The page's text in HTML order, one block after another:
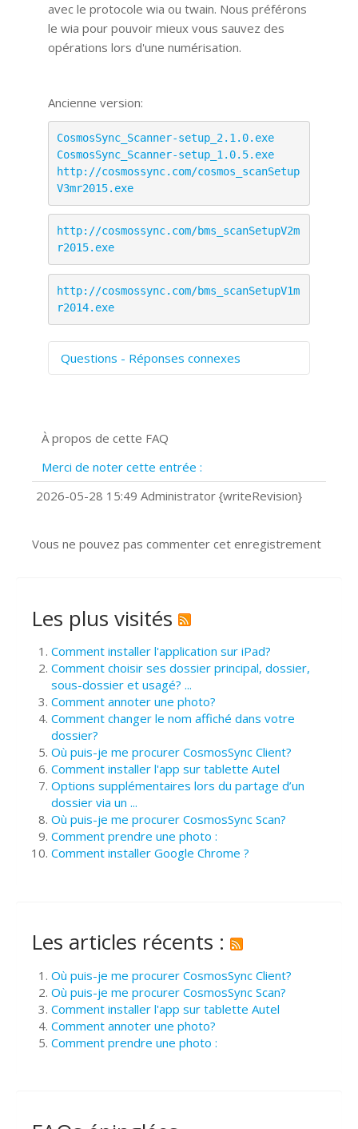
avec le protocole wia ou twain. Nous préférons
le wia pour pouvoir mieux vous sauvez des
opérations lors d'une numérisation.
Ancienne version:
CosmosSync_Scanner-setup_2.1.0.exe
CosmosSync_Scanner-setup_1.0.5.exe
http://cosmossync.com/cosmos_scanSetup
V3mr2015.exe
http://cosmossync.com/bms_scanSetupV2m
r2015.exe
http://cosmossync.com/bms_scanSetupV1m
r2014.exe
Questions - Réponses connexes
Prise de vue 360°
?
Comment installer Google Chrome ?
À propos de cette FAQ
Merci de noter cette entrée :
2026-05-28 15:49 Administrator {writeRevision}
Vous ne pouvez pas commenter cet enregistrement
Les plus visités
Comment installer l'application sur iPad?
Comment choisir ses dossier principal, dossier,
sous-dossier et usagé? ...
Comment annoter une photo?
Comment changer le nom affiché dans votre
dossier?
Où puis-je me procurer CosmosSync Client?
Comment installer l'app sur tablette Autel
Options supplémentaires lors du partage d’un
dossier via un ...
Où puis-je me procurer CosmosSync Scan?
Comment prendre une photo :
Comment installer Google Chrome ?
Les articles récents :
Où puis-je me procurer CosmosSync Client?
Où puis-je me procurer CosmosSync Scan?
Comment installer l'app sur tablette Autel
Comment annoter une photo?
Comment prendre une photo :